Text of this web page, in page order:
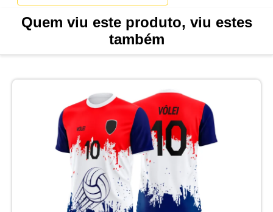
Quem viu este produto, viu estes
também